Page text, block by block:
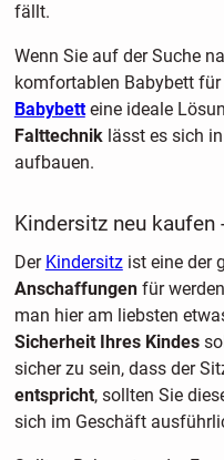
fällt.
Wenn Sie auf der Suche
komfortablen Babybett
Babybetteine ideale
Falttechniklässt es sich
aufbauen.
Kindersitz neu kaufen
Der Kindersitzist eine der
Anschaffungenfür
man hier am liebsten
Sicherheit Ihres Kindes
sicher zu sein, dass der
entspricht, sollten Sie
sich im Geschäft